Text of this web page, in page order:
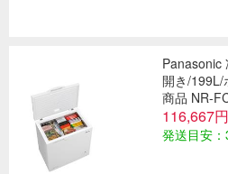
開き/
商品 NR-
116,667円
発送目安